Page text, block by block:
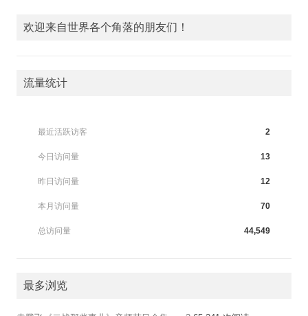
欢迎来自世界各个角落的朋友们！
流量统计
2
最近活跃访客
13
今日访问量
12
昨日访问量
70
本月访问量
44,549
总访问量
最多浏览